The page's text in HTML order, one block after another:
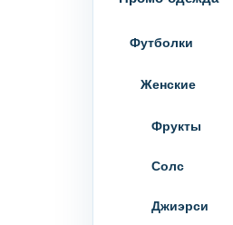
Футболки
Женские
Фрукты
Солс
Джиэрси